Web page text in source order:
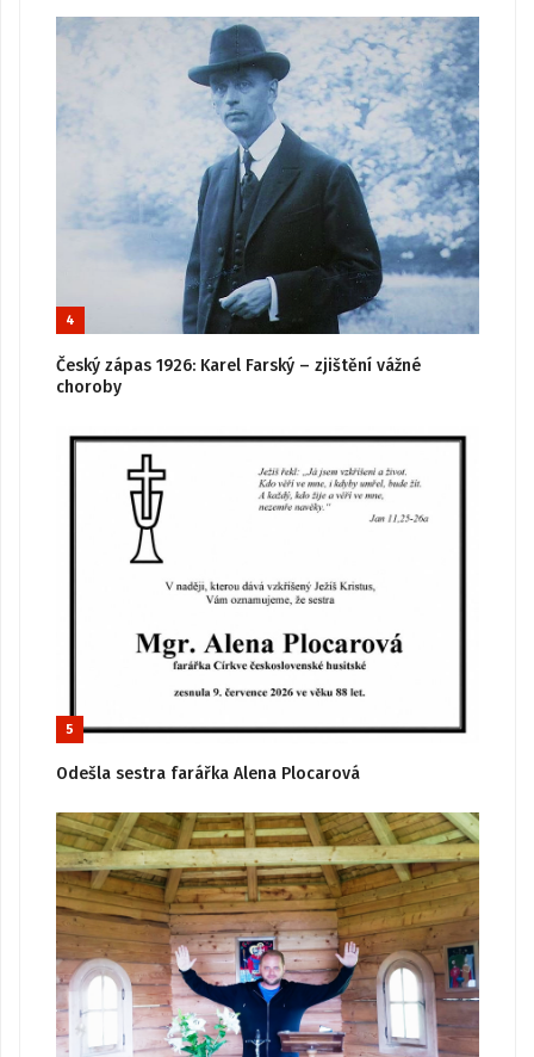
4
Český zápas 1926: Karel Farský – zjištění vážné
choroby
5
Odešla sestra farářka Alena Plocarová